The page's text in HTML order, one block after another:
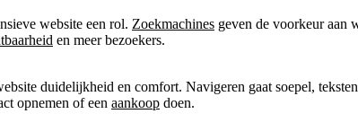
website een rol. Zoekmachines geven de voorkeur aan
en meer bezoekers.
duidelijkheid en comfort. Navigeren gaat soepel,
opnemen of een aankoop doen.